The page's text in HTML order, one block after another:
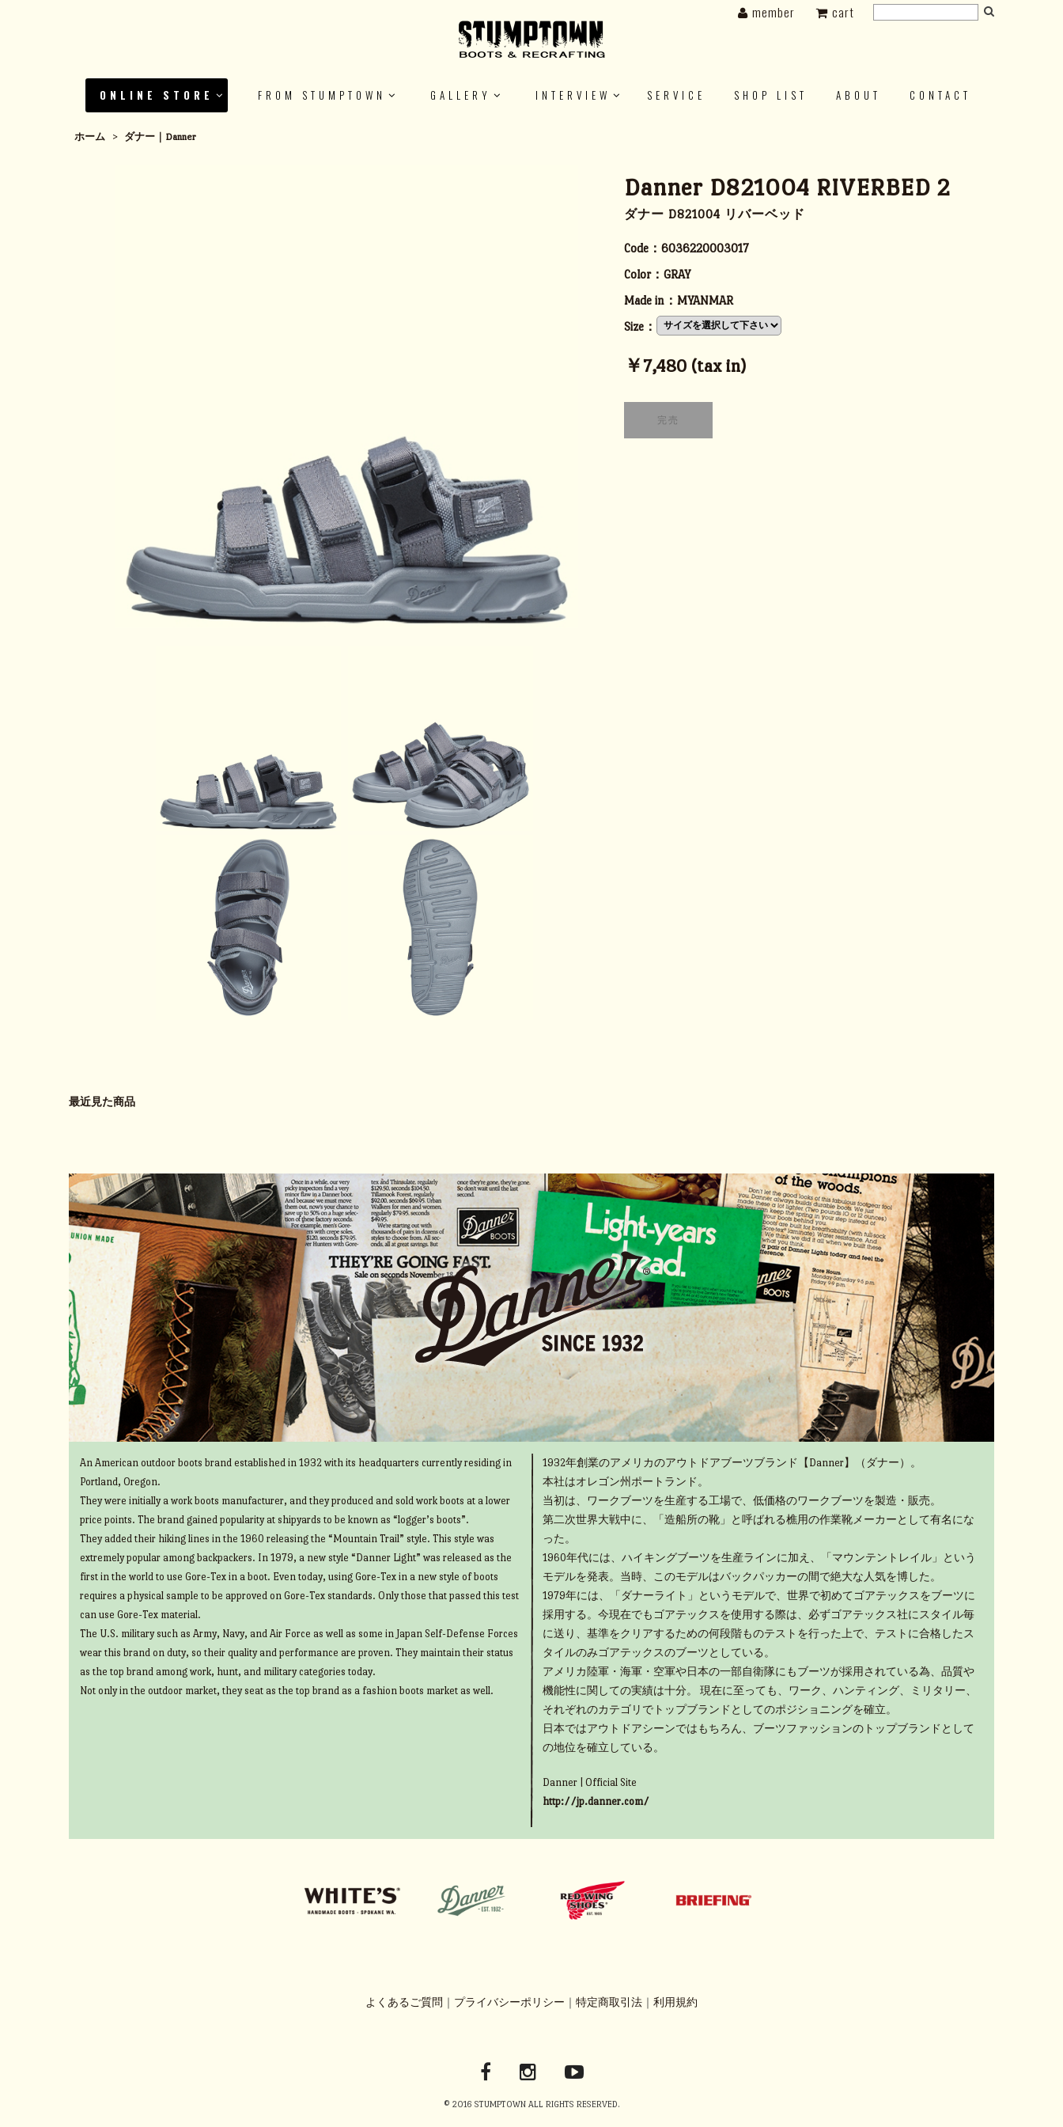
ONLINE STORE FROM STUMPTOWN GALLERY INTERVIEW SERVICE SHOP LIST ABOUT CONTACT
member cart
ホーム > ダナー｜Danner
Danner D821004 RIVERBED 2
ダナー D821004 リバーベッド
Code： 6036220003017
Color： GRAY
Made in： MYANMAR
Size：
￥7,480 (tax in)
最近見た商品
An American outdoor boots brand established in 1932 with its headquarters currently residing in
Portland, Oregon.
They were initially a work boots manufacturer, and they produced and sold work boots at a lower
price points. The brand gained popularity at shipyards to be known as “logger’s boots”.
They added their hiking lines in the 1960 releasing the “Mountain Trail” style. This style was
extremely popular among backpackers. In 1979, a new style “Danner Light” was released as the
first in the world to use Gore-Tex in a boot. Even today, using Gore-Tex in a new style of boots
requires a physical sample to be approved on Gore-Tex standards. Only those that passed this test
can use Gore-Tex material.
The U.S. military such as Army, Navy, and Air Force as well as some in Japan Self-Defense Forces
wear this brand on duty, so their quality and performance are proven. They maintain their status
as the top brand among work, hunt, and military categories today.
Not only in the outdoor market, they seat as the top brand as a fashion boots market as well.
1932年創業のアメリカのアウトドアブーツブランド【Danner】（ダナー）。
本社はオレゴン州ポートランド。
当初は、ワークブーツを生産する工場で、低価格のワークブーツを製造・販売。
第二次世界大戦中に、「造船所の靴」と呼ばれる樵用の作業靴メーカーとして有名にな
った。
1960年代には、ハイキングブーツを生産ラインに加え、「マウンテントレイル」という
モデルを発表。当時、このモデルはバックパッカーの間で絶大な人気を博した。
1979年には、「ダナーライト」というモデルで、世界で初めてゴアテックスをブーツに
採用する。今現在でもゴアテックスを使用する際は、必ずゴアテックス社にスタイル毎
に送り、基準をクリアするための何段階ものテストを行った上で、テストに合格したス
タイルのみゴアテックスのブーツとしている。
アメリカ陸軍・海軍・空軍や日本の一部自衛隊にもブーツが採用されている為、品質や
機能性に関しての実績は十分。 現在に至っても、ワーク、ハンティング、ミリタリー、
それぞれのカテゴリでトップブランドとしてのポジショニングを確立。
日本ではアウトドアシーンではもちろん、ブーツファッションのトップブランドとして
の地位を確立している。
Danner | Official Site
http://jp.danner.com/
よくあるご質問 プライバシーポリシー 特定商取引法 利用規約
© 2016 STUMPTOWN ALL RIGHTS RESERVED.